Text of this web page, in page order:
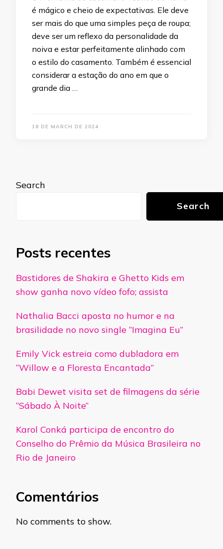
é mágico e cheio de expectativas. Ele deve
ser mais do que uma simples peça de roupa;
deve ser um reflexo da personalidade da
noiva e estar perfeitamente alinhado com
o estilo do casamento. Também é essencial
considerar a estação do ano em que o
grande dia …
18 DE MARCH DE 2024
Search
Search
Posts recentes
Bastidores de Shakira e Ghetto Kids em
show ganha novo vídeo fofo; assista
Nathalia Bacci aposta no humor e na
brasilidade no novo single “Imagina Eu”
Emily Vick estreia como dubladora em
“Willow e a Floresta Encantada”
Babi Dewet visita set de filmagens da série
“Sábado À Noite”
Karol Conká participa de encontro do
Conselho do Prêmio da Música Brasileira no
Rio de Janeiro
Comentários
No comments to show.